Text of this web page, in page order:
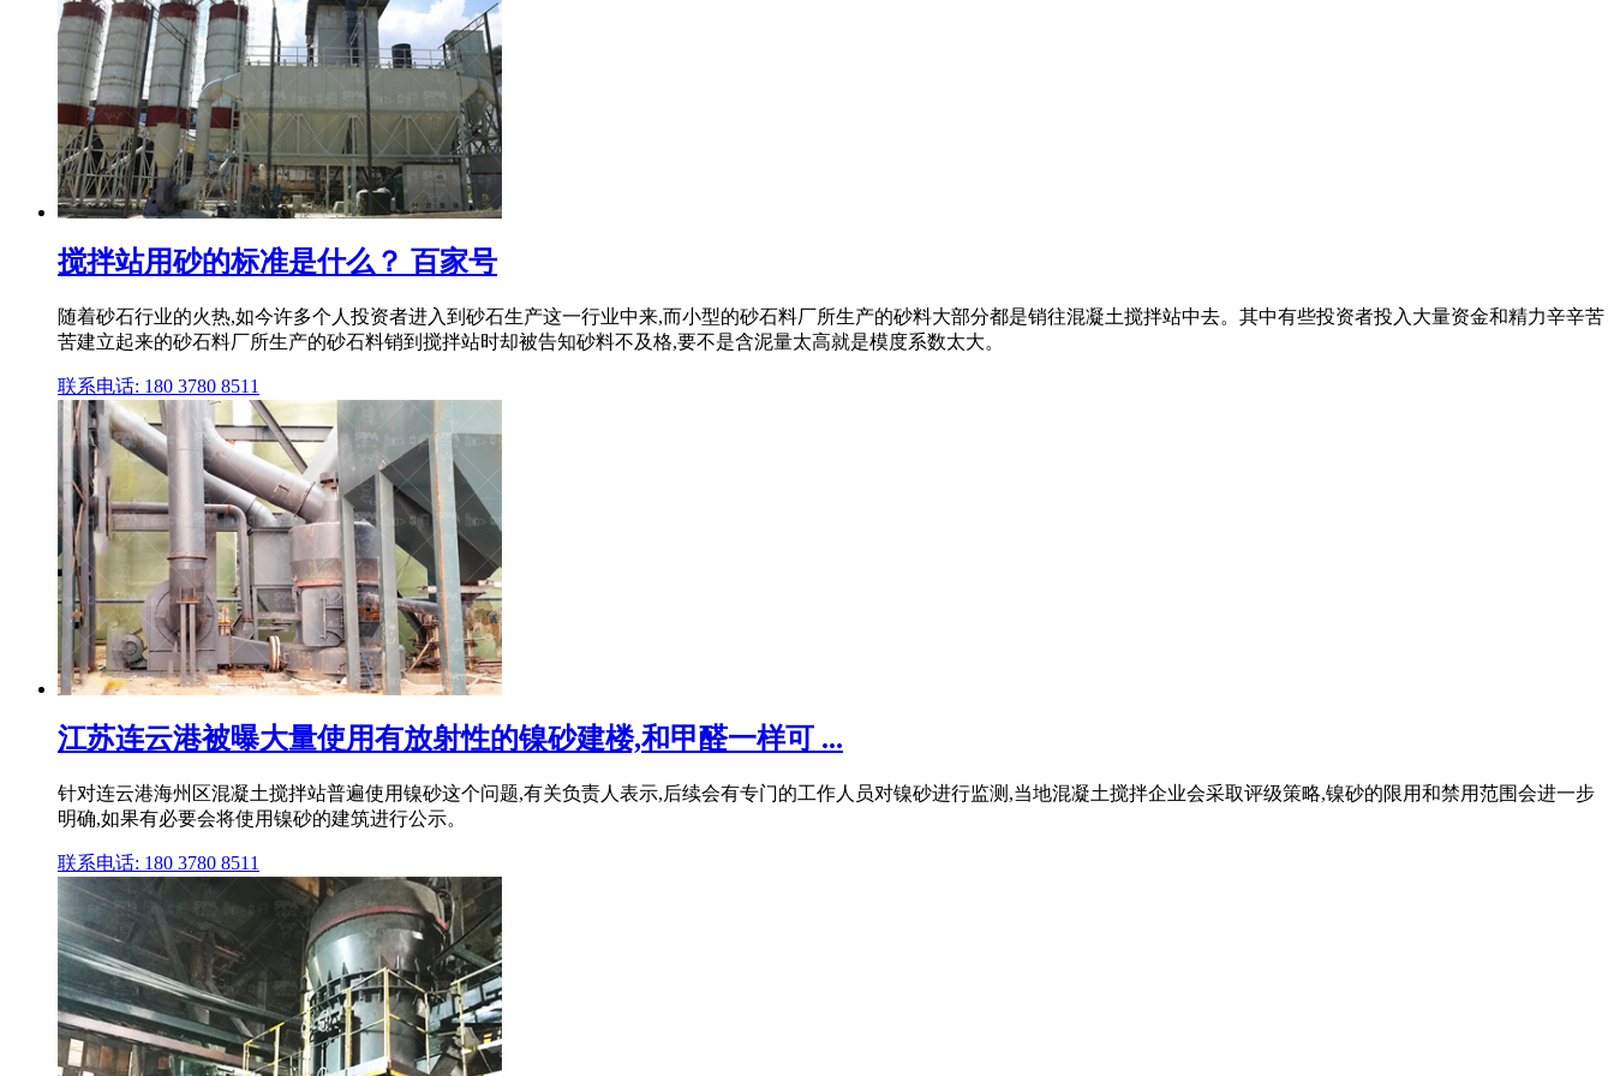
搅拌站用砂的标准是什么？ 百家号
随着砂石行业的火热,如今许多个人投资者进入到砂石生产这一行业中来,而小型的砂石料厂所生产的砂料大部分都是销往混凝土搅拌站中去。其中有些投资者投入大量资金和精力辛辛苦
苦建立起来的砂石料厂所生产的砂石料销到搅拌站时却被告知砂料不及格,要不是含泥量太高就是模度系数太大。
联系电话: 180 3780 8511
江苏连云港被曝大量使用有放射性的镍砂建楼,和甲醛一样可 ...
针对连云港海州区混凝土搅拌站普遍使用镍砂这个问题,有关负责人表示,后续会有专门的工作人员对镍砂进行监测,当地混凝土搅拌企业会采取评级策略,镍砂的限用和禁用范围会进一步
明确,如果有必要会将使用镍砂的建筑进行公示。
联系电话: 180 3780 8511